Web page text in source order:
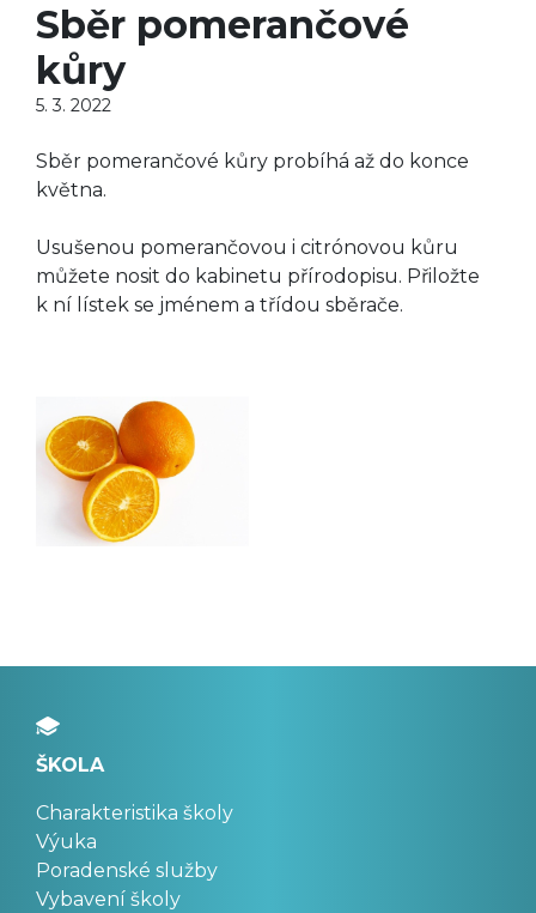
Sběr pomerančové
kůry
5. 3. 2022
Sběr pomerančové kůry probíhá až do konce
května.
Usušenou pomerančovou i citrónovou kůru
můžete nosit do kabinetu přírodopisu. Přiložte
k ní lístek se jménem a třídou sběrače.
ŠKOLA
Charakteristika školy
Výuka
Poradenské služby
Vybavení školy